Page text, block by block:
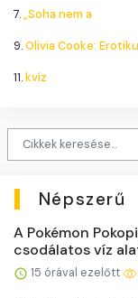
7.„Soha nem a
9.Olivia Cooke:
11.kvíz
Népszerű
A Pokémon
csodálatos víz
15 órával ezelőtt